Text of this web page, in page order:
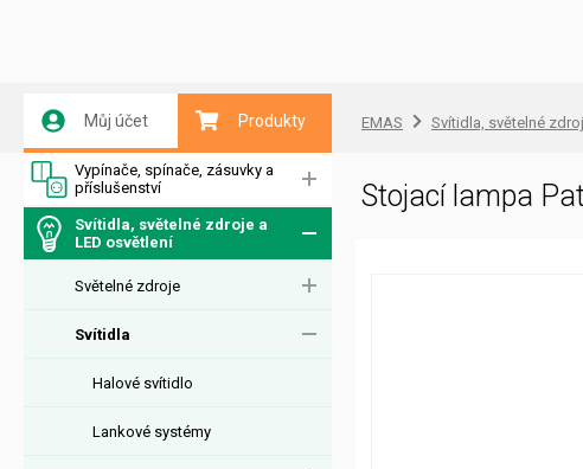
Můj účet Produkty
Vypínače, spínače, zásuvky a
příslušenství
Svítidla, světelné zdroje a
LED osvětlení
Světelné zdroje
Svítidla
Halové svítidlo
Lankové systémy
EMAS Svítidla, světelné
Stojací lampa